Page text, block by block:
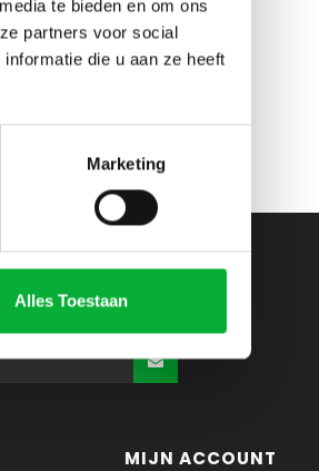
te bieden en om ons
partners voor social
die u aan ze heeft
Marketing
Alles Toestaan
MIJN ACCOUNT